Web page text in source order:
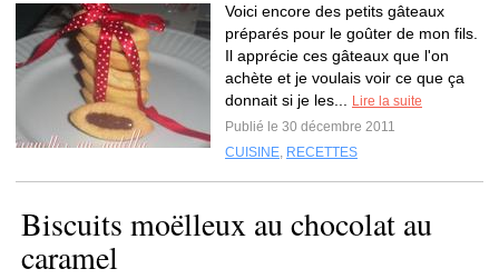
Voici encore des petits gâteaux
préparés pour le goûter de mon fils.
Il apprécie ces gâteaux que l'on
achète et je voulais voir ce que ça
donnait si je les...
Lire la suite
Publié le 30 décembre 2011
CUISINE, RECETTES
Biscuits moëlleux au chocolat au
caramel